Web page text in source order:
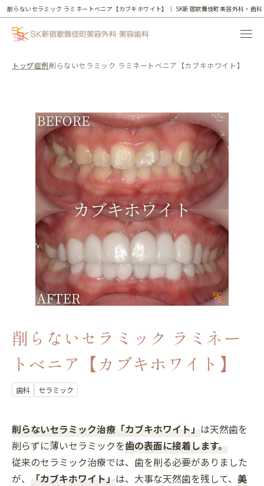
削らないセラミック ラミネートベニア【カブキホワイト】｜ SK新宿歌舞伎町美容外科・歯
トップ症例削らないセラミック ラミネートベニア【カブキホワイト】
削らないセラミック ラミネー
トベニア【カブキホワイト】
歯科 セラミック
削らないセラミック治療「カブキホワイト」 は天然歯を
削らずに薄いセラミックを歯の表面に接着します。
従来のセラミック治療では、歯を削る必要がありました
が、
「カブキホワイト」 は、大事な天然歯を残して、 美